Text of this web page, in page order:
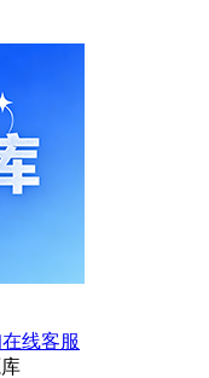
线客服